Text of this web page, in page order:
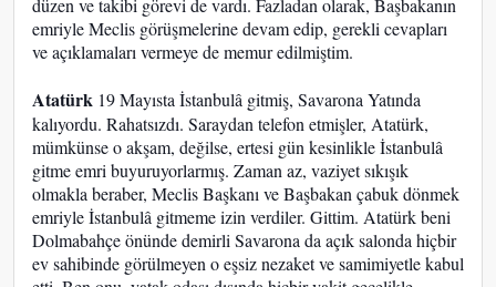
düzen ve takibi görevi de vardı. Fazladan olarak, Başbakanın
emriyle Meclis görüşmelerine devam edip, gerekli cevapları
ve açıklamaları vermeye de memur edilmiştim.
Atatürk 19 Mayısta İstanbulâ gitmiş, Savarona Yatında
kalıyordu. Rahatsızdı. Saraydan telefon etmişler, Atatürk,
mümkünse o akşam, değilse, ertesi gün kesinlikle İstanbulâ
gitme emri buyuruyorlarmış. Zaman az, vaziyet sıkışık
olmakla beraber, Meclis Başkanı ve Başbakan çabuk dönmek
emriyle İstanbulâ gitmeme izin verdiler. Gittim. Atatürk beni
Dolmabahçe önünde demirli Savarona da açık salonda hiçbir
ev sahibinde görülmeyen o eşsiz nezaket ve samimiyetle kabul